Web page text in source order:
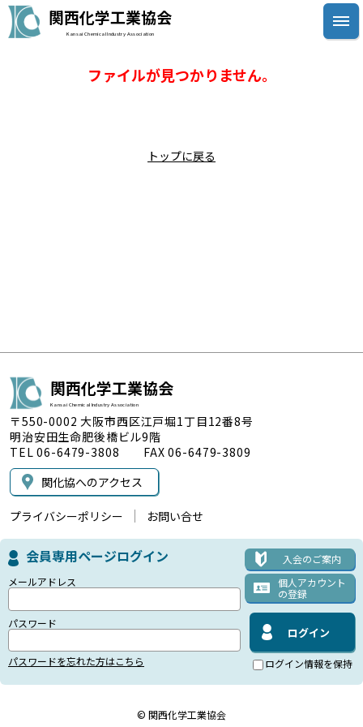
関西化学工業協会
Kansai Chemical Industry Association
ファイルが見つかりません。
トップに戻る
関西化学工業協会
Kansai Chemical Industry Association
〒550-0002 大阪市西区江戸堀1丁目12番8号
明治安田生命肥後橋ビル9階
TEL 06-6479-3808 FAX 06-6479-3809
関化協へのアクセス
プライバシーポリシー お問い合せ
会員専用ページログイン
入会のご案内
個人アカウント
の登録
メールアドレス
パスワード
パスワードを忘れた方はこちら ログイン情報を保持
© 関西化学工業協会